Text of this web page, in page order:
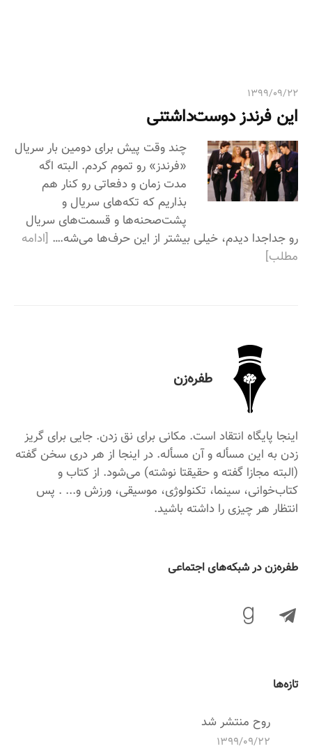
۱۳۹۹/۰۹/۲۲
این فرندز دوست‌داشتنی
چند وقت پیش برای دومین بار سریال
«فرندز» رو تموم کردم. البته اگه
مدت زمان و دفعاتی رو کنار هم
بذاریم که تکه‌های سریال و
پشت‌صحنه‌ها و قسمت‌های سریال
رو جداجدا دیدم، خیلی بیشتر از این حرف‌ها می‌شه.… [ادامه
مطلب]
طفره‌زن
اینجا پایگاه انتقاد است. مکانی برای نق زدن. جایی برای گریز
زدن به این مسأله و آن مسأله. در اینجا از هر دری سخن گفته
(البته مجازا گفته و حقیقتا نوشته) می‌شود. از کتاب و
کتاب‌خوانی، سینما، تکنولوژی، موسیقی، ورزش و... . پس
انتظار هر چیزی را داشته باشید.
‌طفره‌زن در شبکه‌های اجتماعی
تازه‌ها
روح منتشر شد
۱۳۹۹/۰۹/۲۲